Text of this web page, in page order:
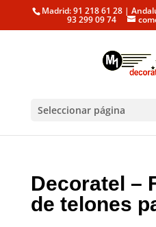
Madrid: 91 218 61 28 |
93 299 09 74
Seleccionar página
Decoratel –
de telones